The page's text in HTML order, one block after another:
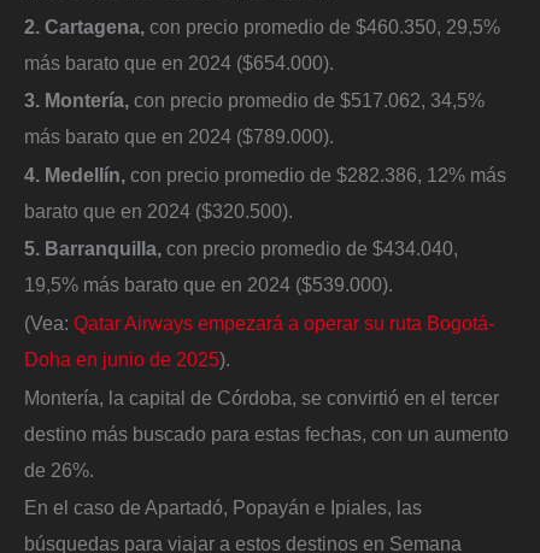
2. Cartagena, con precio promedio de $460.350, 29,5%
más barato que en 2024 ($654.000).
3. Montería, con precio promedio de $517.062, 34,5%
más barato que en 2024 ($789.000).
4. Medellín, con precio promedio de $282.386, 12% más
barato que en 2024 ($320.500).
5. Barranquilla, con precio promedio de $434.040,
19,5% más barato que en 2024 ($539.000).
(Vea: Qatar Airways empezará a operar su ruta Bogotá-
Doha en junio de 2025).
Montería, la capital de Córdoba, se convirtió en el tercer
destino más buscado para estas fechas, con un aumento
de 26%.
En el caso de Apartadó, Popayán e Ipiales, las
búsquedas para viajar a estos destinos en Semana